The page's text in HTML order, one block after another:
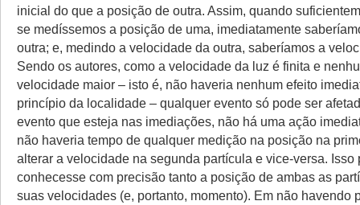
inicial do que a posição de outra. Assim, quando
se medíssemos a posição de uma, imediatamente
outra; e, medindo a velocidade da outra, saberíamos a
Sendo os autores, como a velocidade da luz é finita e
velocidade maior – isto é, não haveria nenhum efeito
princípio da localidade – qualquer evento só pode ser
evento que esteja nas imediações, não há uma ação
não haveria tempo de qualquer medição na posição na
alterar a velocidade na segunda partícula e vice-versa. Isso
conhecesse com precisão tanto a posição de ambas as
suas velocidades (e, portanto, momento). Em não havendo